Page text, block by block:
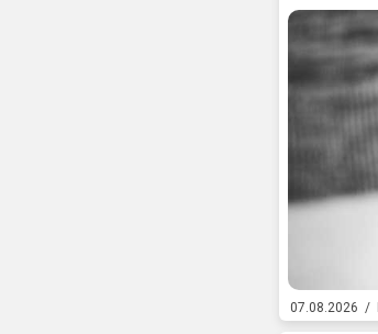
07.08.2026 /